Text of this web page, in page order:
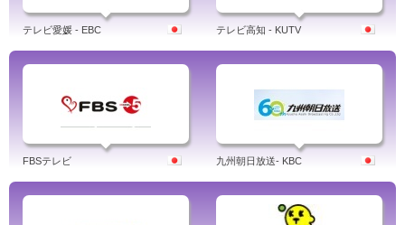
テレビ愛媛 - EBC テレビ高知 - KUTV
FBSテレビ 九州朝日放送- KBC